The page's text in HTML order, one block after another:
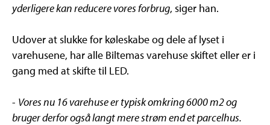
yderligere kan reducere vores forbrug, siger han.
Udover at slukke for køleskabe og dele af lyset i
varehusene, har alle Biltemas varehuse skiftet eller er i
gang med at skifte til LED.
- Vores nu 16 varehuse er typisk omkring 6000 m2 og
bruger derfor også langt mere strøm end et parcelhus.